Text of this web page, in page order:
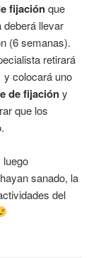
fijaciónque
deberá llevar
(6 semanas).
retirará
colocará uno
de fijacióny
que los
luego
sanado, la
del